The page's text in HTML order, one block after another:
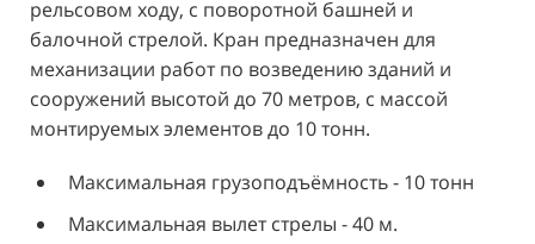
рельсовом ходу, с поворотной башней и
балочной стрелой. Кран предназначен для
механизации работ по возведению зданий и
сооружений высотой до 70 метров, с массой
монтируемых элементов до 10 тонн.
Максимальная грузоподъёмность - 10 тонн
Максимальная вылет стрелы - 40 м.